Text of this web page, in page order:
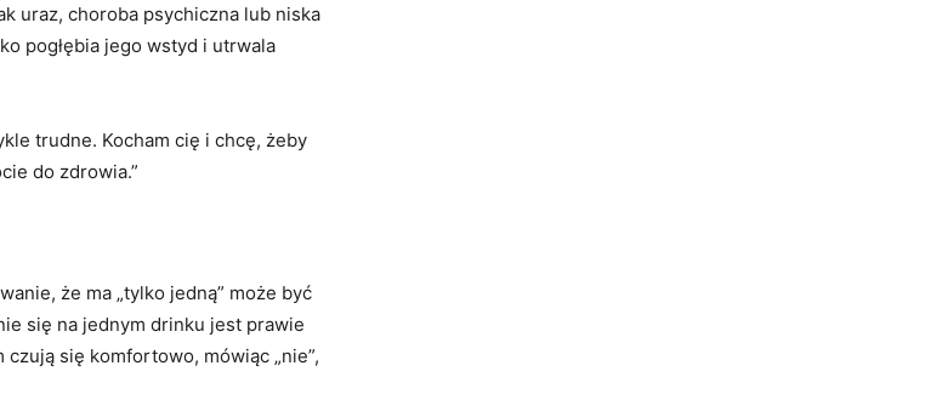
uraz, choroba psychiczna lub niska
pogłębia jego wstyd i utrwala
trudne. Kocham cię i chcę, żeby
do zdrowia.”
że ma „tylko jedną” może być
się na jednym drinku jest prawie
się komfortowo, mówiąc „nie”,